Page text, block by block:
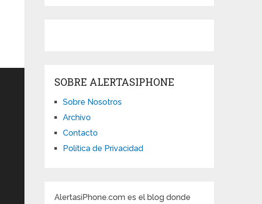
SOBRE ALERTASIPHONE
Sobre Nosotros
Archivo
Contacto
Política de Privacidad
AlertasiPhone.com es el blog donde